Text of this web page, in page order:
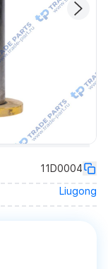
11D0004
Liugong